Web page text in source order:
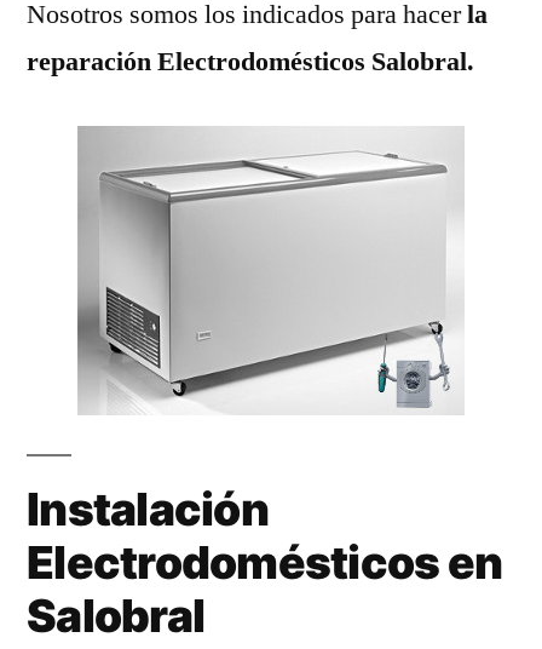
Nosotros somos los indicados para hacerla
reparación Electrodomésticos Salobral.
Instalación
Electrodomésticos en
Salobral